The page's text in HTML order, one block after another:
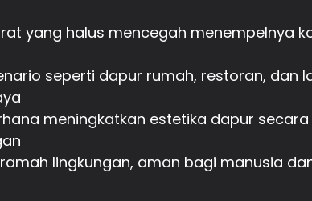
yang halus mencegah menempelnya
seperti dapur rumah, restoran, dan
meningkatkan estetika dapur secara
lingkungan, aman bagi manusia